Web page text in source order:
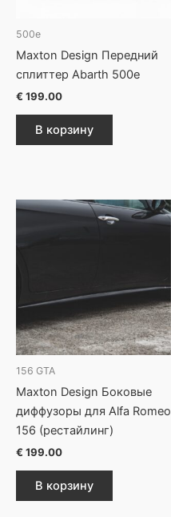
500e
Maxton Design Передний
сплиттер Abarth 500e
€ 199.00
В корзину
156 GTA
Maxton Design Боковые
диффузоры для Alfa Romeo
156 (рестайлинг)
€ 199.00
В корзину